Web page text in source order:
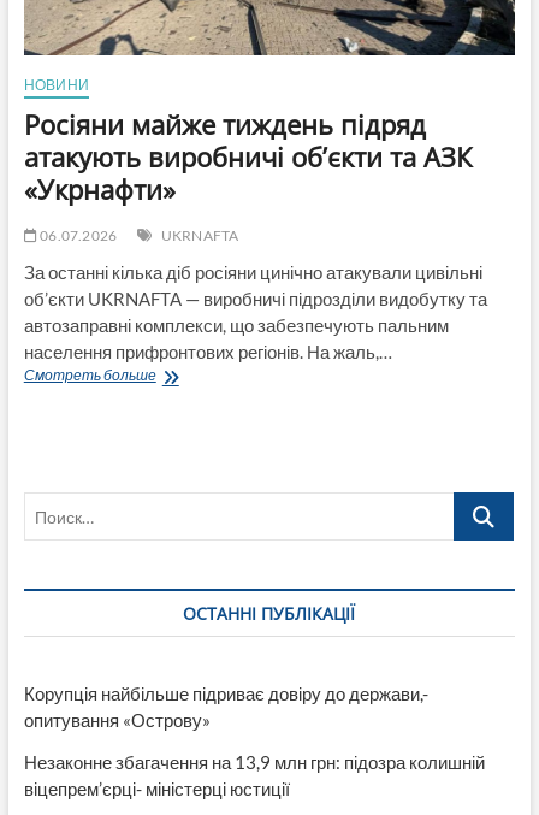
НОВИНИ
Росіяни майже тиждень підряд
атакують виробничі об’єкти та АЗК
«Укрнафти»
06.07.2026 UKRNAFTA
За останні кілька діб росіяни цинічно атакували цивільні
об’єкти UKRNAFTA — виробничі підрозділи видобутку та
автозаправні комплекси, що забезпечують пальним
населення прифронтових регіонів. На жаль,…
Смотреть большеРосіяни
Поиск…
ОСТАННІ ПУБЛІКАЦІЇ
Корупція найбільше підриває довіру до держави,-
опитування «Острову»
Незаконне збагачення на 13,9 млн грн: підозра колишній
віцепрем’єрці- міністерці юстиції